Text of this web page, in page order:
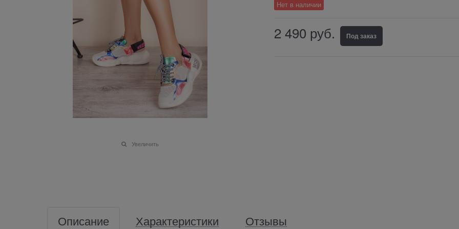
Увеличить
Нет в наличии
2 490 руб. Под заказ
Описание Характеристики Отзывы